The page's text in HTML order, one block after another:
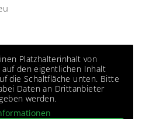
Platzhalterinhalt von
auf den eigentlichen Inhalt
die Schaltfläche unten. Bitte
Daten an Drittanbieter
werden.